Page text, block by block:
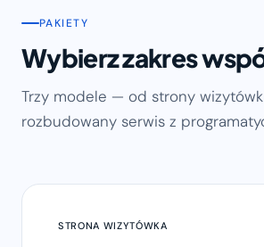
PAKIETY
Wybierz zakres
Trzy modele — od strony
rozbudowany serwis z
STRONA WIZYTÓWKA